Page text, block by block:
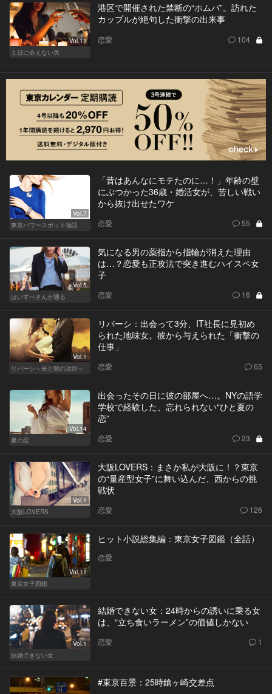
Vol.11
土日に会えない男
港区で開催された禁断の“ホムパ”。訪れた
カップルが絶句した衝撃の出来事
恋愛 104
Vol.7
東京パワースポット物語
「昔はあんなにモテたのに…！」年齢の壁
にぶつかった36歳・婚活女が、苦しい戦い
から抜け出せたワケ
恋愛 55
Vol.5
はいすぺさんが通る
気になる男の薬指から指輪が消えた理由
は…？恋愛も正攻法で突き進むハイスペ女
子
恋愛 16
Vol.1
リバーシ～光と闇の攻防～
リバーシ：出会って3分、IT社長に見初め
られた地味女。彼から与えられた「衝撃の
仕事」
恋愛 65
Vol.14
夏の恋
出会ったその日に彼の部屋へ…。NYの語学
学校で経験した、忘れられない“ひと夏の
恋”
恋愛 23
Vol.1
大阪LOVERS
大阪LOVERS：まさか私が大阪に！？東京
の“量産型女子”に舞い込んだ、西からの挑
戦状
恋愛 126
Vol.11
東京女子図鑑
ヒット小説総集編：東京女子図鑑（全話）
恋愛
Vol.1
結婚できない女
結婚できない女：24時からの誘いに乗る女
は、“立ち食いラーメン”の価値しかない
恋愛 1
#東京百景：25時鎗ヶ崎交差点